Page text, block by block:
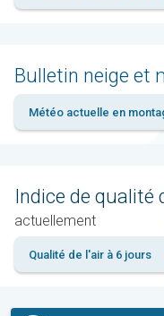
Bulletin neige et
Météo actuelle en
Indice de qualité
actuellement
Qualité de l'air à 6 jours